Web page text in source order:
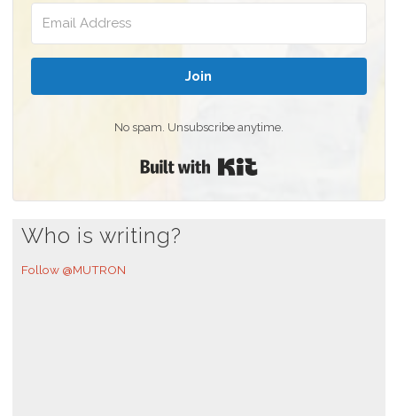
Join
No spam. Unsubscribe anytime.
Who is writing?
Follow @MUTRON